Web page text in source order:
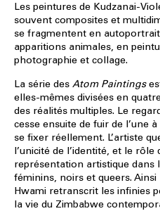
Les peintures de Kudzanai-
souvent composites et
se fragmentent en
apparitions animales, en
photographie et collage.
La série des Atom Paintings
elles-mêmes divisées en
des réalités multiples. Le
cesse ensuite de fuir de l’une
se fixer réellement. L’artiste
l’unicité de l’identité, et le rôle
représentation artistique dans
féminins, noirs et queers.
Hwami retranscrit les infinies
la vie du Zimbabwe